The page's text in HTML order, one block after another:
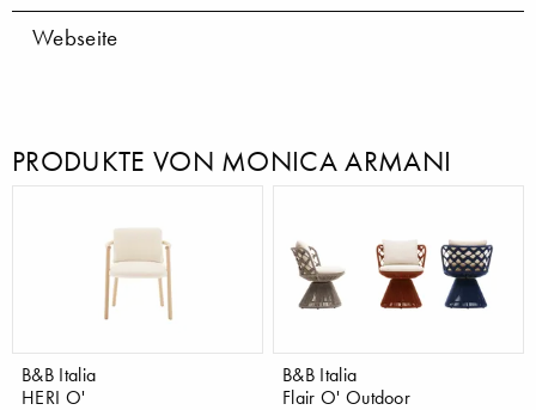
Webseite
PRODUKTE VON MONICA ARMANI
B&B Italia
HERI O'
B&B Italia
Flair O' Outdoor